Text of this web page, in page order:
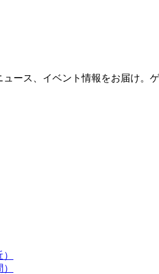
ース、イベント情報をお届け。